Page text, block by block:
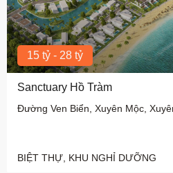
15 tỷ - 28 tỷ
Sanctuary Hồ Tràm
Đường Ven Biển, Xuyên Mộc,
BIỆT THỰ, KHU NGHỈ DƯỠNG